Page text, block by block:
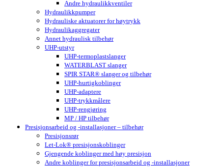
Andre hydraulikkventiler
Hydraulikkpumper
Hydrauliske aktuatorer for høytrykk
Hydraulikaggregater
Annet hydraulisk tilbehør
UHP-utstyr
UHP-termoplastslanger
WATERBLAST slanger
SPIR STAR® slanger og tilbehør
UHP-hurtigkoblinger
UHP-adaptere
UHP-trykkmålere
UHP-rengjøring
MP / HP tilbehør
Presisjonsarbeid og -installasjoner – tilbehør
Presisjonsrør
Let-Lok® presisjonskoblinger
Gjengende koblinger med høy presisjon
Andre koblinger for presisjonsarbeid og -installasjoner